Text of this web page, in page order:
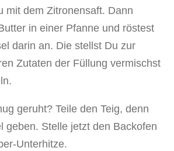
mit dem Zitronensaft. Dann
in einer Pfanne und röstest
darin an. Die stellst Du zur
Zutaten der Füllung vermischst
geruht? Teile den Teig, denn
geben. Stelle jetzt den Backofen
Unterhitze.